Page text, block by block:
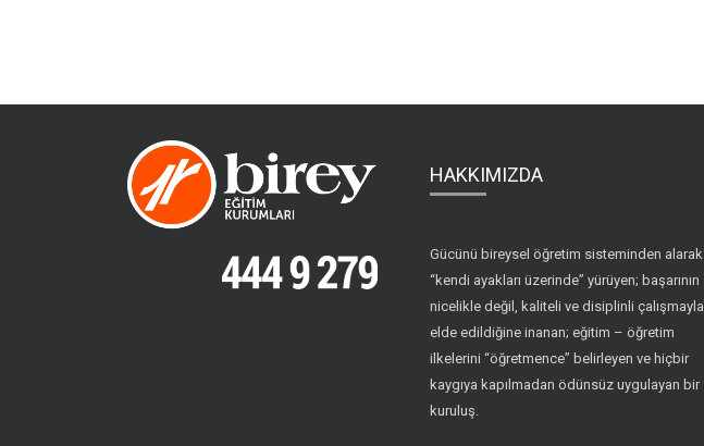
HAKKIMIZDA
Gücünü bireysel öğretim sisteminden alarak
“kendi ayakları üzerinde” yürüyen; başarının
nicelikle değil, kaliteli ve disiplinli çalışmayla
elde edildiğine inanan; eğitim – öğretim
ilkelerini “öğretmence” belirleyen ve hiçbir
kaygıya kapılmadan ödünsüz uygulayan bir
kuruluş.